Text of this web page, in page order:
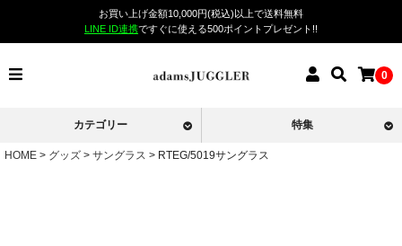
お買い上げ金額10,000円(税込)以上で送料無料
LINE ID連携ですぐに使える500ポイントプレゼント!!
0
カテゴリー 特集
HOME グッズ サングラス RTEG/5019サングラス